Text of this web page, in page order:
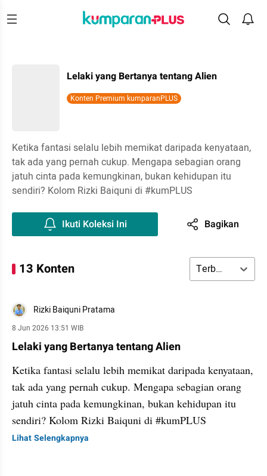
Lelaki yang Bertanya tentang Alien
Konten Premium kumparanPLUS
Ketika fantasi selalu lebih memikat daripada kenyataan,
tak ada yang pernah cukup. Mengapa sebagian orang
jatuh cinta pada kemungkinan, bukan kehidupan itu
sendiri? Kolom Rizki Baiquni di #kumPLUS
Ikuti Koleksi Ini Bagikan
13 Konten Terbaru
Rizki Baiquni Pratama
8 Jun 2026 13:51 WIB
Lelaki yang Bertanya tentang Alien
Ketika fantasi selalu lebih memikat daripada kenyataan,
tak ada yang pernah cukup. Mengapa sebagian orang
jatuh cinta pada kemungkinan, bukan kehidupan itu
sendiri? Kolom Rizki Baiquni di #kumPLUS
Lihat Selengkapnya